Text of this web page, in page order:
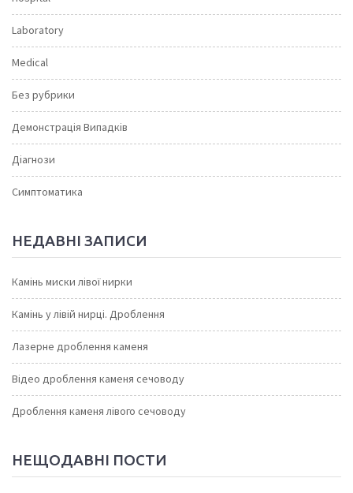
Laboratory
Medical
Без рубрики
Демонстрація Випадків
Діагнози
Симптоматика
НЕДАВНІ ЗАПИСИ
Камінь миски лівої нирки
Камінь у лівій нирці. Дроблення
Лазерне дроблення каменя
Відео дроблення каменя сечоводу
Дроблення каменя лівого сечоводу
НЕЩОДАВНІ ПОСТИ